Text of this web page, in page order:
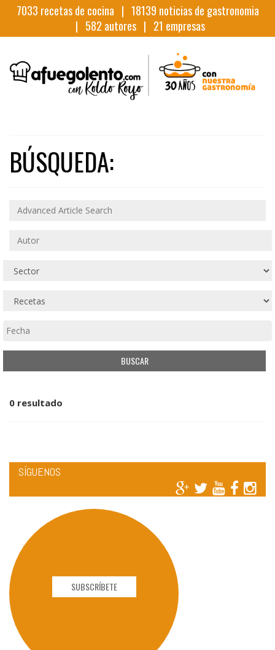
7033 recetas de cocina | 18139 noticias de gastronomia
| 582 autores | 21 empresas
BÚSQUEDA:
0 resultado
SÍGUENOS
SUBSCRÍBETE